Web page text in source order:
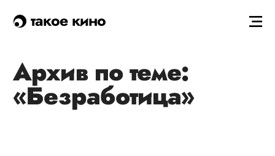
такое кино
Архив по теме:
«Безработица»